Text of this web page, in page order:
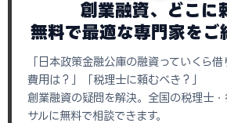
創業融資、どこに
無料で最適な専門家をご
「日本政策金融公庫の融資っていくら
費用は？」「税理士に頼むべき？」
創業融資の疑問を解決。全国の税理士
サルに無料で相談できます。